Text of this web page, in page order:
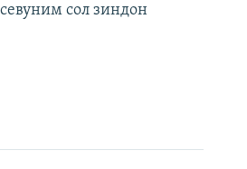
сол зиндон